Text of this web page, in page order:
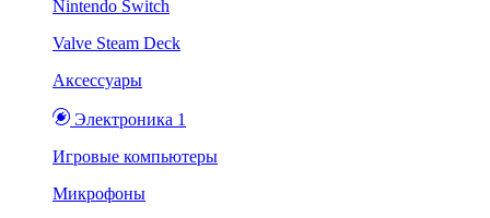
Nintendo Switch
Valve Steam Deck
Аксессуары
Электроника 1
Игровые компьютеры
Микрофоны